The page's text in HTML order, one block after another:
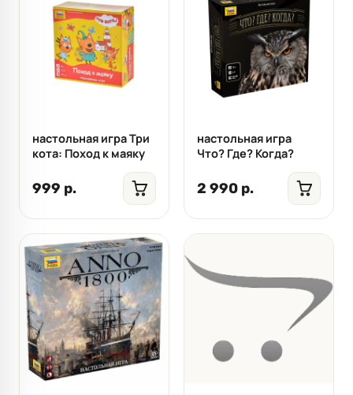
настольная игра Три
кота: Поход к маяку
999 р.
настольная игра
Что? Где? Когда?
2 990 р.